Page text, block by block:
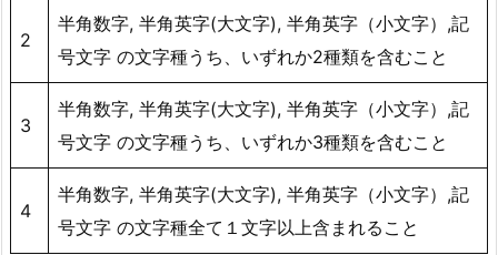
2
半角数字, 半角英字(大文字), 半角英字（小文字）,記
号文字 の文字種うち、いずれか2種類を含むこと
3
半角数字, 半角英字(大文字), 半角英字（小文字）,記
号文字 の文字種うち、いずれか3種類を含むこと
4
半角数字, 半角英字(大文字), 半角英字（小文字）,記
号文字 の文字種全て１文字以上含まれること